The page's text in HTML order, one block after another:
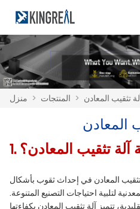
منزل > المنتجات > تثقيب المعادن
المعادن
آلة تثقيب المعادن؟
تثقيب المعادن في إحداث ثقوب بأشكال
لتلبية احتياجات التصنيع المتنوعة.
تتميز آلة تثقيب المعادن بكفاءتها